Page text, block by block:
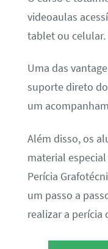
videoaulas
tablet ou celular.
Uma das
suporte direto
um
Além disso, os
material
Perícia
um passo a
realizar a perícia